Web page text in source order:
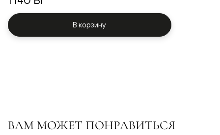
В корзину
ВАМ МОЖЕТ ПОНРАВИТЬСЯ